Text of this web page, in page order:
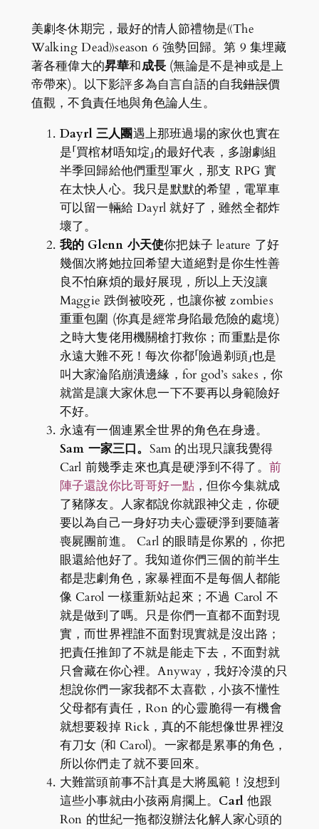
美劇冬休期完，最好的情人節禮物是《The
Walking Dead》season 6 強勢回歸。第 9 集埋藏
著各種偉大的昇華和成長 (無論是不是神或是上
帝帶來)。以下影評多為自言自語的自我錯誤價
值觀，不負責任地與角色論人生。
Dayrl 三人團遇上那班過場的家伙也實在
是「買棺材唔知埞」的最好代表，多謝劇組
半季回歸給他們重型軍火，那支 RPG 實
在太快人心。我只是默默的希望，電單車
可以留一輛給 Dayrl 就好了，雖然全都炸
壞了。
我的 Glenn 小天使你把妹子 leature 了好
幾個次將她拉回希望大道絕對是你生性善
良不怕麻煩的最好展現，所以上天沒讓
Maggie 跌倒被咬死，也讓你被 zombies
重重包圍 (你真是經常身陷最危險的處境)
之時大隻佬用機關槍打救你；而重點是你
永遠大難不死！每次你都「險過剃頭」也是
叫大家淪陷崩潰邊緣，for god’s sakes，你
就當是讓大家休息一下不要再以身範險好
不好。
永遠有一個連累全世界的角色在身邊。
Sam 一家三口。 Sam 的出現只讓我覺得
Carl 前幾季走來也真是硬淨到不得了。 前
陣子還說你比哥哥好一點 ，但你今集就成
了豬隊友。人家都說你就跟神父走，你硬
要以為自己一身好功夫心靈硬淨到要隨著
喪屍團前進。 Carl 的眼睛是你累的，你把
眼還給他好了。我知道你們三個的前半生
都是悲劇角色，家暴裡面不是每個人都能
像 Carol 一樣重新站起來；不過 Carol 不
就是做到了嗎。只是你們一直都不面對現
實，而世界裡誰不面對現實就是沒出路；
把責任推卸了不就是能走下去，不面對就
只會藏在你心裡。Anyway，我好冷漠的只
想說你們一家我都不太喜歡，小孩不懂性
父母都有責任，Ron 的心靈脆得一有機會
就想要殺掉 Rick，真的不能想像世界裡沒
有刀女 (和 Carol)。一家都是累事的角色，
所以你們走了就不要回來。
大難當頭前事不計真是大將風範！沒想到
這些小事就由小孩兩肩擱上。 Carl 他跟
Ron 的世紀一拖都沒辦法化解人家心頭的